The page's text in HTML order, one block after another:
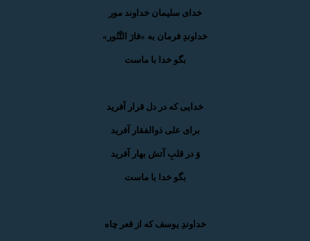
خدای سلیمان خداوند مور
خداوندِ فرمان به «فارَ التَّنُور»
بگو خدا با ماست
خدایی که در دل قرار آفرید
برای علی ذوالفقار آفرید
وَ در قلبِ آتش بهار آفرید
بگو خدا با ماست
خداوندِ یوسف که از قعر چاه